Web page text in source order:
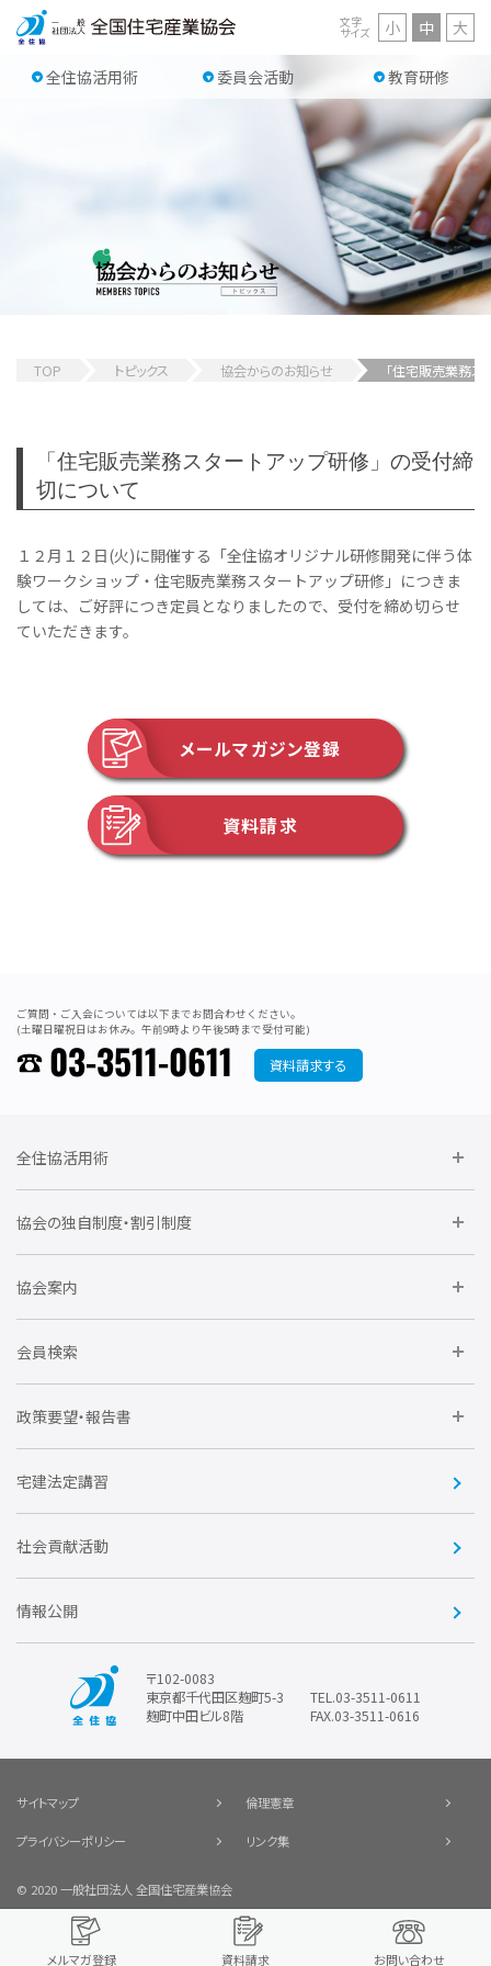
全住協活用術 委員会活動 教育研修
文字
サイズ 小 中 大
TOP トピックス 協会からのお知らせ 「住宅販売業務ス
「住宅販売業務スタートアップ研修」の受付締
切について
１２月１２日(火)に開催する「全住協オリジナル研修開発に伴う体
験ワークショップ・住宅販売業務スタートアップ研修」につきま
しては、ご好評につき定員となりましたので、受付を締め切らせ
ていただきます。
メールマガジン登録
資料請求
ご質問・ご入会については以下までお問合わせください。
(土曜日曜祝日はお休み。午前9時より午後5時まで受付可能)
03-3511-0611 資料請求する
全住協活用術
委員会に参加しよう
要望活動に参加しよう
協会の独自制度・割引制度
住宅瑕疵担保責任保険割引制度
全住協NET
不動産後見アドバイザー資格講習
会
全住協ビジネスショップ
協会案内
運営組織
トライアル会員制度
会員検索
企業会員
賛助会員
政策要望・報告書
住宅・土地税制改正要望
優良事業表彰
宅建法定講習
社会貢献活動
情報公開
〒102-0083
東京都千代田区麹町5-3
麹町中田ビル8階
TEL.03-3511-0611
FAX.03-3511-0616
サイトマップ 倫理憲章
プライバシーポリシー リンク集
© 2020 一般社団法人 全国住宅産業協会
メルマガ登録 資料請求 お問い合わせ